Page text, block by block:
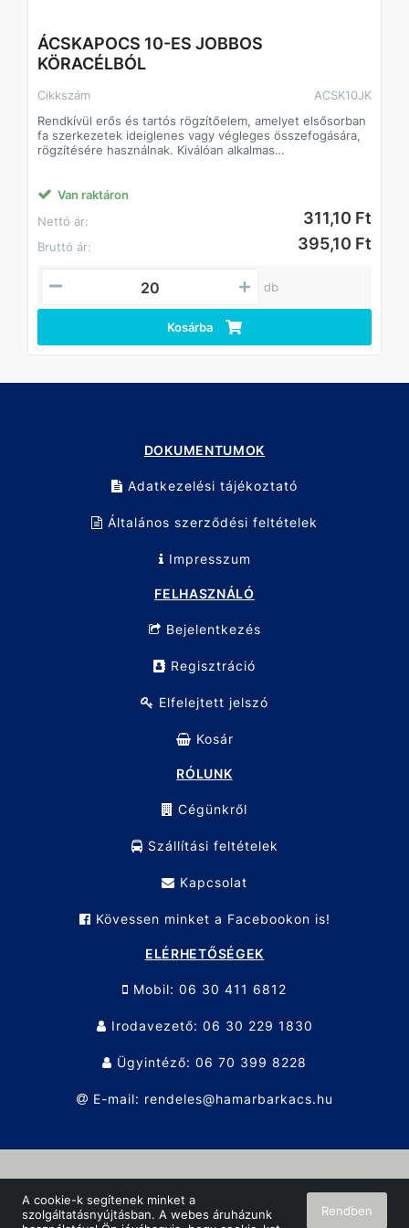
A cookie-k segítenek minket a
szolgáltatásnyújtásban. A webes áruházunk
Rendben
ÁCSKAPOCS 10-ES JOBBOS
KÖRACÉLBÓL
Cikkszám
ACSK10JK
Rendkívül erős és tartós rögzítőelem, amelyet elsősorban
fa szerkezetek ideiglenes vagy végleges összefogására,
rögzítésére használnak. Kiválóan alkalmas
A köracél alapanyag nagy szilárdságot biztosít, így a
kapocs nem deformálódik terhelés alatt, és hosszú
élettartamot garantál még kültéri körülmények között is.
Anyaga: köracél
Nagy szilárdság és ellenálló képesség
Könnyen beüthető, stabil rögzítést biztosít
Alkalmas ácsmunkákhoz, faszerkezetekhez,
építkezésekhez
Van raktáron
Nettó ár:
311,10 Ft
Bruttó ár: 395,10 Ft
db
Kosárba
DOKUMENTUMOK
Adatkezelési tájékoztató
Általános szerződési feltételek
Impresszum
FELHASZNÁLÓ
Bejelentkezés
Regisztráció
Elfelejtett jelszó
Kosár
RÓLUNK
Cégünkről
Szállítási feltételek
Kapcsolat
Kövessen minket a Facebookon is!
ELÉRHETŐSÉGEK
Mobil: 06 30 411 6812
Irodavezető: 06 30 229 1830
Ügyintéző: 06 70 399 8228
E-mail: rendeles@hamarbarkacs.hu
© Hamar Barkács KFT. 2026 Minden jog fenntartva!
Oldalt készítette:Vector Kft.